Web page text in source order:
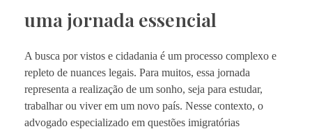
uma jornada essencial
A busca por vistos e cidadania é um processo complexo e
repleto de nuances legais. Para muitos, essa jornada
representa a realização de um sonho, seja para estudar,
trabalhar ou viver em um novo país. Nesse contexto, o
advogado especializado em questões imigratórias